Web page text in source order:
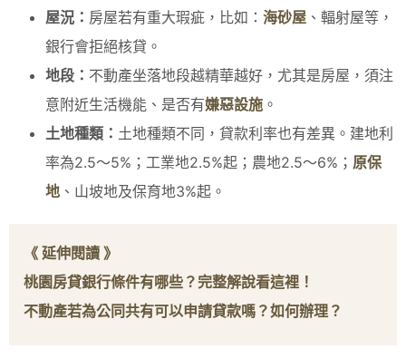
屋況： 房屋若有重大瑕疵，比如： 海砂屋 、輻射屋等，
銀行會拒絕核貸。
地段： 不動產坐落地段越精華越好，尤其是房屋，須注
意附近生活機能、是否有嫌惡設施 。
土地種類： 土地種類不同，貸款利率也有差異。建地利
率為2.5～5%；工業地2.5%起；農地2.5～6%； 原保
地 、山坡地及保育地3%起。
《 延伸閱讀 》
桃園房貸銀行條件有哪些？完整解說看這裡！
不動產若為公同共有可以申請貸款嗎？如何辦理？